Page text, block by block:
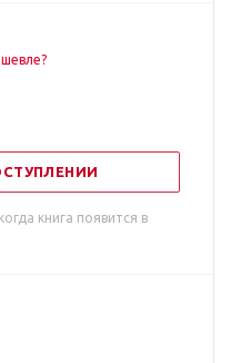
книга появится в